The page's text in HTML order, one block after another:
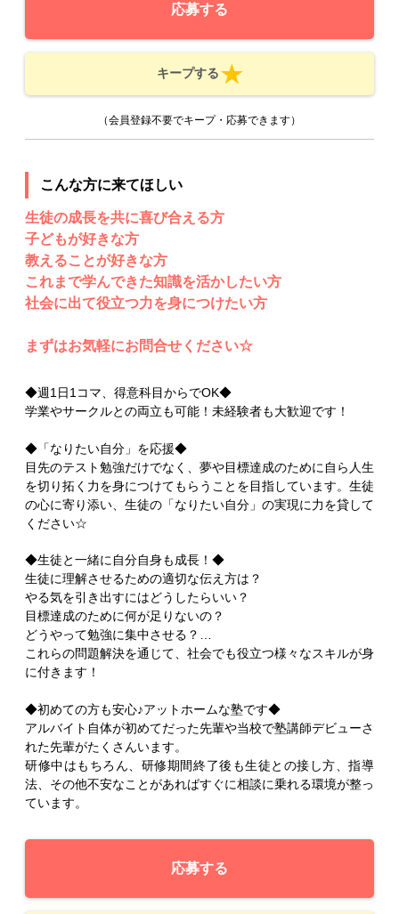
応募する
キープする
（会員登録不要でキープ・応募できます）
こんな方に来てほしい
生徒の成長を共に喜び合える方
子どもが好きな方
教えることが好きな方
これまで学んできた知識を活かしたい方
社会に出て役立つ力を身につけたい方
まずはお気軽にお問合せください☆
◆週1日1コマ、得意科目からでOK◆
学業やサークルとの両立も可能！未経験者も大歓迎です！
◆「なりたい自分」を応援◆
目先のテスト勉強だけでなく、夢や目標達成のために自ら人生
を切り拓く力を身につけてもらうことを目指しています。生徒
の心に寄り添い、生徒の「なりたい自分」の実現に力を貸して
ください☆
◆生徒と一緒に自分自身も成長！◆
生徒に理解させるための適切な伝え方は？
やる気を引き出すにはどうしたらいい？
目標達成のために何が足りないの？
どうやって勉強に集中させる？…
これらの問題解決を通じて、社会でも役立つ様々なスキルが身
に付きます！
◆初めての方も安心♪アットホームな塾です◆
アルバイト自体が初めてだった先輩や当校で塾講師デビューさ
れた先輩がたくさんいます。
研修中はもちろん、研修期間終了後も生徒との接し方、指導
法、その他不安なことがあればすぐに相談に乗れる環境が整っ
ています。
応募する